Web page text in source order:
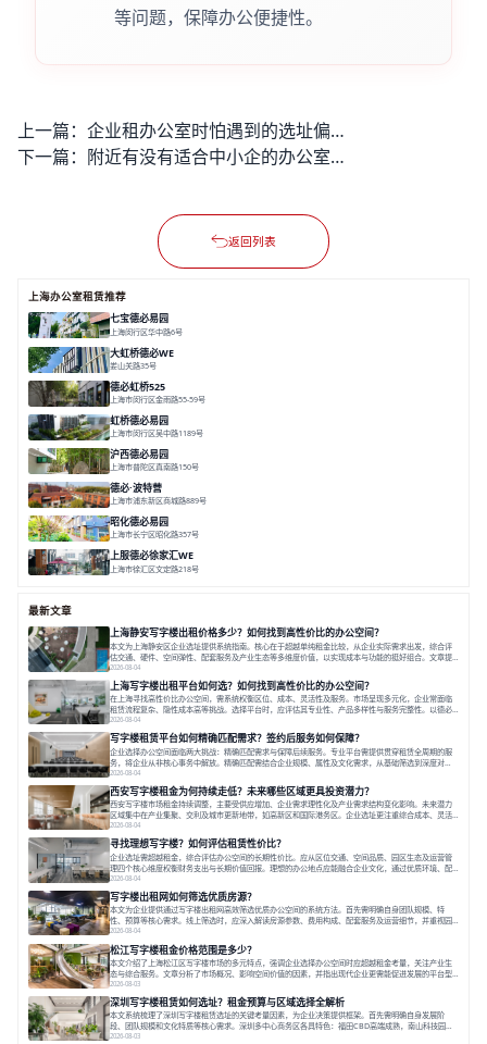
等问题，保障办公便捷性。
上一篇：
企业租办公室时怕遇到的选址偏成本高配套差问题能解决吗？
下一篇：
附近有没有适合中小企的办公室出租？租金和配套符合需求吗？
返回列表
上海办公室租赁推荐
七宝德必易园
上海闵行区华中路6号
大虹桥德必WE
娄山关路35号
德必虹桥525
上海市闵行区金雨路55-59号
虹桥德必易园
上海市闵行区吴中路1189号
沪西德必易园
上海市普陀区真南路150号
德必·波特营
上海市浦东新区商城路889号
昭化德必易园
上海市长宁区昭化路357号
上服德必徐家汇WE
上海市徐汇区文定路218号
最新文章
上海静安写字楼出租价格多少？如何找到高性价比的办公空间？
本文为上海静安区企业选址提供系统指南。核心在于超越单纯租金比较，从企业实际需求出发，综合评
估交通、硬件、空间弹性、配套服务及产业生态等多维度价值，以实现成本与功能的挺好组合。文章提
出打破固定工位思维，采用精装灵活空间与共享配套以提升性价比，并通过不同规模企业的实际案例加
以说明。之后指出，专业运营服务商提供的稳定环境、社群活动与产业集聚等增值服务，是很大化空间
价值、助力企业成长的关键。对于许多在
2026-08-04
上海写字楼出租平台如何选？如何找到高性价比的办公空间？
在上海寻找高性价比办公空间，需系统权衡区位、成本、灵活性及服务。市场呈现多元化，企业常面临
租赁流程复杂、隐性成本高等挑战。选择平台时，应评估其专业性、产品多样性与服务完整性。以德必
为例，其提供从空间到生态的解决方案，通过特色园区、灵活产品和丰富配套，满足不同企业需求。企
业应明确自身需求，实地考察，选择能支持长期发展、提升竞争力的办公空间。在上海寻找合适的办公
空间，对于企业行政负责人、中小企业主
2026-08-04
写字楼租赁平台如何精确匹配需求？签约后服务如何保障？
企业选择办公空间面临两大挑战：精确匹配需求与保障后续服务。专业平台需提供贯穿租赁全周期的服
务，将企业从非核心事务中解放。精确匹配需结合企业规模、属性及文化需求，从基础筛选到深度对
接；签约后则需构建覆盖硬件运维、共享配套及专业物业的全周期保障体系。德必集团通过标准化服务
与个性化运营结合，以全国布局和产业生态圈为企业提供稳定支持，体现了从信息撮合到深度服务的能
力转变。在为企业寻找办公空间的过程中，
2026-08-04
西安写字楼租金为何持续走低？未来哪些区域更具投资潜力？
西安写字楼市场租金持续调整，主要受供应增加、企业需求理性化及产业需求结构变化影响。未来潜力
区域集中在产业集聚、交利及城市更新地带，如高新区和国际港务区。企业选址更注重综合成本、灵活
性与员工体验，倾向于提供全包式服务的办公空间。专业运营方通过空间优化与社群服务，助力企业成
长，推动市场向多元化、高性价比方向发展。近年来，西安写字楼市场呈现出租金持续调整的态势，这
一现象引发了的广泛关注。作为西部重要
2026-08-04
寻找理想写字楼？如何评估租赁性价比？
企业选址需超越租金，综合评估办公空间的长期性价比。应从区位交通、空间品质、园区生态及运营管
理四个核心维度权衡财务支出与长期价值回报。理想的办公地点应能融合企业文化，通过优质环境、配
套服务及社群资源赋能业务增长，实现成本与价值的平衡。对于许多正在成长或寻求稳定发展的企业而
言，寻找一处合适的办公空间是一项至关重要的决策。这不仅关系到团队的日常工作效率与协作氛围，
更直接影响着企业的品牌形象、运营成本
2026-08-04
写字楼出租网如何筛选优质房源？
本文为企业提供通过写字楼出租网高效筛选优质办公空间的系统方法。首先需明确自身团队规模、特
性、预算等核心需求。线上筛选时，应深入解读房源参数、费用构成、配套服务及运营细节，并重视园
区产业生态与交通区位价值。同时，需考察运营方的品牌背景与持续服务能力。完成线上初选后，必须
进行线下实地验证，核对空间实景、测试设施、感受园区氛围并确认合同条款，从而做出精确决策。在
数字化时代，写字楼出租网已成为企业寻找
2026-08-04
松江写字楼租金价格范围是多少？
本文介绍了上海松江区写字楼市场的多元特点，强调企业选择办公空间时应超越租金考量，关注产业生
态与综合服务。文章分析了市场概况、影响空间价值的因素，并指出现代企业更需能促进发展的平台型
空间。之后，以德必集团为例，说明运营方如何通过构建服务生态助力企业成长，建议企业系统评估需
求与长期价值，选择匹配的发展载体。对于许多寻求在上海松江区设立或扩展办公空间的企业而言，了
解该区域的写字楼市场概况是决策的首先
2026-08-03
深圳写字楼租赁如何选址？租金预算与区域选择全解析
本文系统梳理了深圳写字楼租赁选址的关键考量因素，为企业决策提供框架。首先需明确自身发展阶
段、团队规模和文化特质等核心需求。深圳多中心商务区各具特色：福田CBD高端成熟，南山科技园创
新活力强，前海具政策优势。除传统写字楼外，创意产业园注重生态与社群，适合文创、科技类企业。
2026-08-03